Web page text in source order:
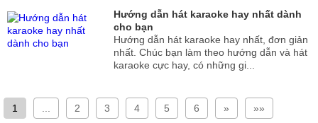
Hướng dẫn hát karaoke hay nhất dành
cho bạn
Hướng dẫn hát karaoke hay nhất, đơn giản
nhất. Chúc bạn làm theo hướng dẫn và hát
karaoke cực hay, có những gi...
1 2 3 4 5 6 » »»